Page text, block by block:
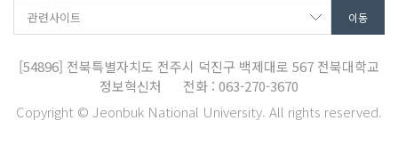
[54896] 전북특별자치도 전주시 덕진구 백제대로 567 전북대학교
정보혁신처
전화 : 063-270-3670
Copyright © Jeonbuk National University. All rights reserved.